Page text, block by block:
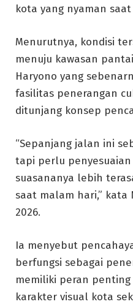
kota yang nyaman
Menurutnya, kondisi
menuju kawasan
Haryono yang
fasilitas penerangan
ditunjang konsep
“Sepanjang jalan ini
tapi perlu
suasananya lebih
saat malam hari,” kata
2026.
Ia menyebut
berfungsi sebagai
memiliki peran
karakter visual kota